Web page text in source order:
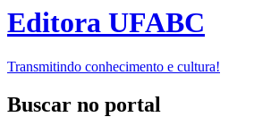
Editora UFABC
Transmitindo conhecimento e cultura!
Buscar no portal